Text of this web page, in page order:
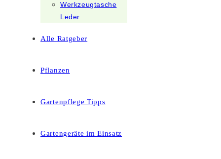
Werkzeugtasche
Leder
Alle Ratgeber
Pflanzen
Gartenpflege Tipps
Gartengeräte im Einsatz